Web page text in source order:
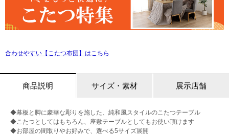
合わせやすい【こたつ布団】はこちら
商品説明 サイズ・素材 展示店舗
◆幕板と脚に豪華な彫りを施した、純和風スタイルのこたつテーブル
◆こたつとしてはもちろん、座敷テーブルとしてもお使い頂けます
◆お部屋の間取りやお好みで、選べる5サイズ展開